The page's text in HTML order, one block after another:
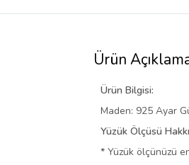
Ürün
Ürün Bilgisi:
Maden: 925 Ayar
Yüzük Ölçüsü
* Yüzük ölçünüzü